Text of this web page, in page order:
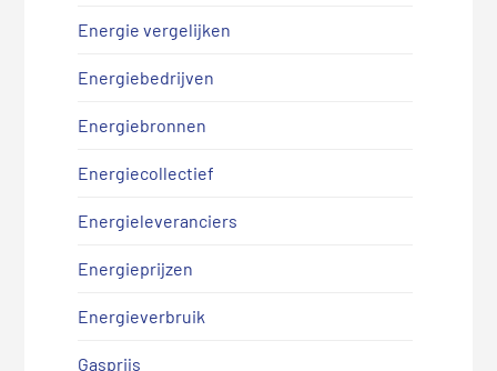
Energie vergelijken
Energiebedrijven
Energiebronnen
Energiecollectief
Energieleveranciers
Energieprijzen
Energieverbruik
Gasprijs